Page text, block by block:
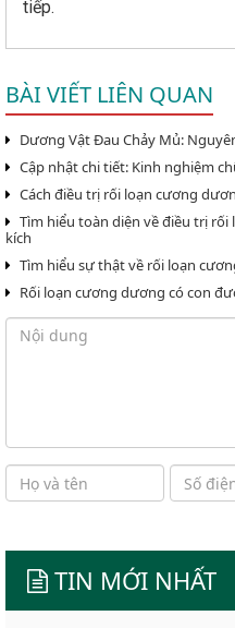
tiếp.
BÀI VIẾT LIÊN QUAN
Dương Vật Đau Chảy Mủ:
Cập nhật chi tiết: Kinh nghiệm
Cách điều trị rối loạn cương
Tìm hiểu toàn diện về điều trị
kích
Tìm hiểu sự thật về rối loạn
Rối loạn cương dương có con
TIN MỚI NHẤT